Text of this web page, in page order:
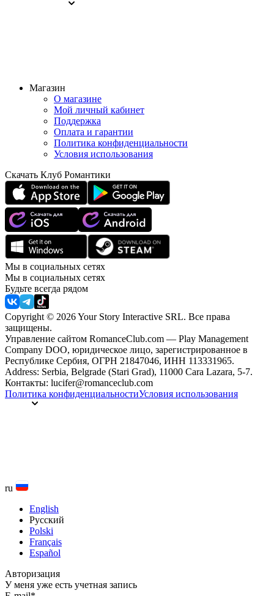
Магазин
О магазине
Мой личный кабинет
Поддержка
Оплата и гарантии
Политика конфиденциальности
Условия использования
Скачать Клуб Романтики
Мы в социальных сетях
Мы в социальных сетях
Будьте всегда рядом
Copyright © 2026 Your Story Interactive SRL. Все права
защищены.
Управление сайтом RomanceClub.com — Play Management
Company DOO, юридическое лицо, зарегистрированное в
Республике Сербия, ОГРН 21847046, ИНН 113331965.
Address: Serbia, Belgrade (Stari Grad), 11000 Cara Lazara, 5-7.
Контакты: lucifer@romanceclub.com
Политика конфиденциальностиУсловия использования
ru
English
Русский
Polski
Français
Español
Авторизация
У меня уже есть учетная запись